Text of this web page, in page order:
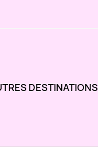
DESTINATIONS